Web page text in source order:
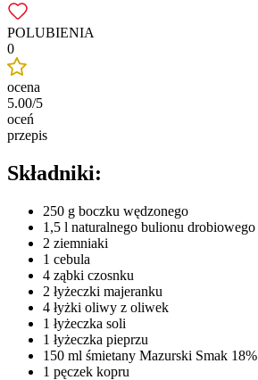
POLUBIENIA
0
ocena
5.00/5
oceń
przepis
Składniki:
250 g boczku wędzonego
1,5 l naturalnego bulionu drobiowego
2 ziemniaki
1 cebula
4 ząbki czosnku
2 łyżeczki majeranku
4 łyżki oliwy z oliwek
1 łyżeczka soli
1 łyżeczka pieprzu
150 ml śmietany Mazurski Smak 18%
1 pęczek kopru